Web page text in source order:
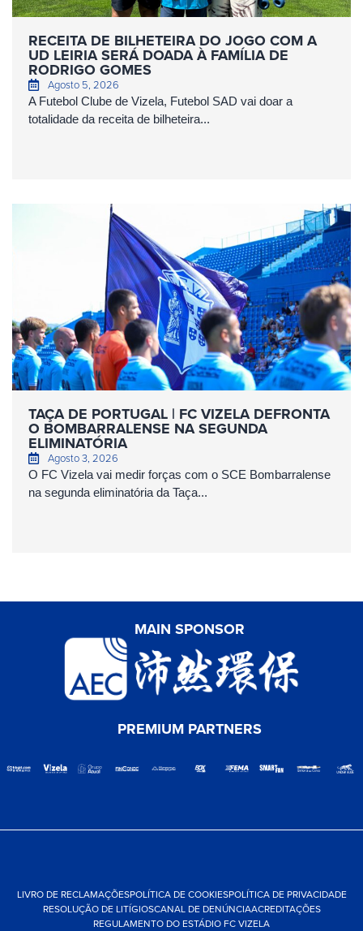
RECEITA DE BILHETEIRA DO JOGO COM A
UD LEIRIA SERÁ DOADA À FAMÍLIA DE
RODRIGO GOMES
Agosto 5, 2026
A Futebol Clube de Vizela, Futebol SAD vai doar a
totalidade da receita de bilheteira...
TAÇA DE PORTUGAL | FC VIZELA DEFRONTA
O BOMBARRALENSE NA SEGUNDA
ELIMINATÓRIA
Agosto 3, 2026
O FC Vizela vai medir forças com o SCE Bombarralense
na segunda eliminatória da Taça...
MAIN SPONSOR
PREMIUM PARTNERS
LIVRO DE RECLAMAÇÕESPOLÍTICA DE COOKIESPOLÍTICA DE PRIVACIDADE
RESOLUÇÃO DE LITÍGIOSCANAL DE DENÚNCIAACREDITAÇÕES
REGULAMENTO DO ESTÁDIO FC VIZELA